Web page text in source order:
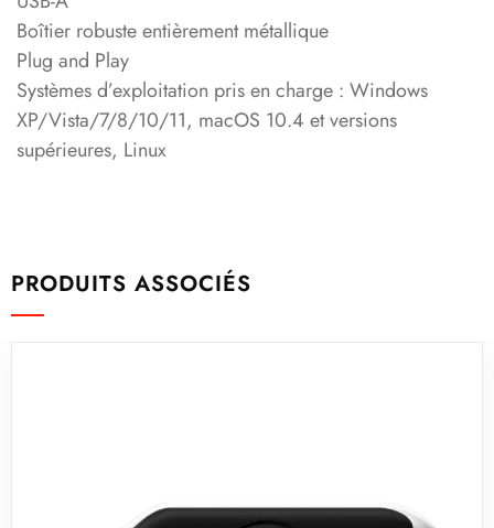
Boîtier robuste entièrement métallique
Plug and Play
Systèmes d’exploitation pris en charge : Windows
XP/Vista/7/8/10/11, macOS 10.4 et versions
supérieures, Linux
PRODUITS ASSOCIÉS